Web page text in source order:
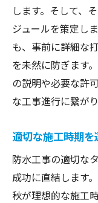
します。そして、
ジュールを策定し
も、事前に詳細な
を未然に防ぎます
の説明や必要な許
な工事進行に繋がり
適切な施工時期
防水工事の適切な
成功に直結します
秋が理想的な施工